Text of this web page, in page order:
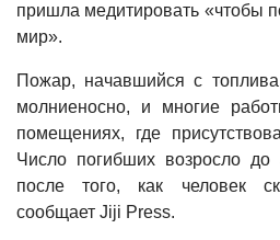
пришла медитировать «чтобы
мир».
Пожар, начавшийся с
молниеносно, и многие
помещениях, где
Число погибших возросло
после того, как человек
сообщает Jiji Press.